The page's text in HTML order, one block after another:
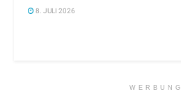
8. JULI 2026
WERBUNG